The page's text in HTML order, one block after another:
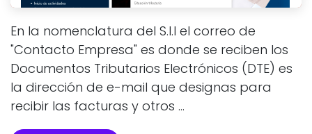
En la nomenclatura del S.I.I el correo de
"Contacto Empresa" es donde se reciben los
Documentos Tributarios Electrónicos (DTE) es
la dirección de e-mail que designas para
recibir las facturas y otros ...